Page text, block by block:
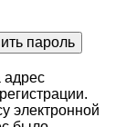
адрес
электронной